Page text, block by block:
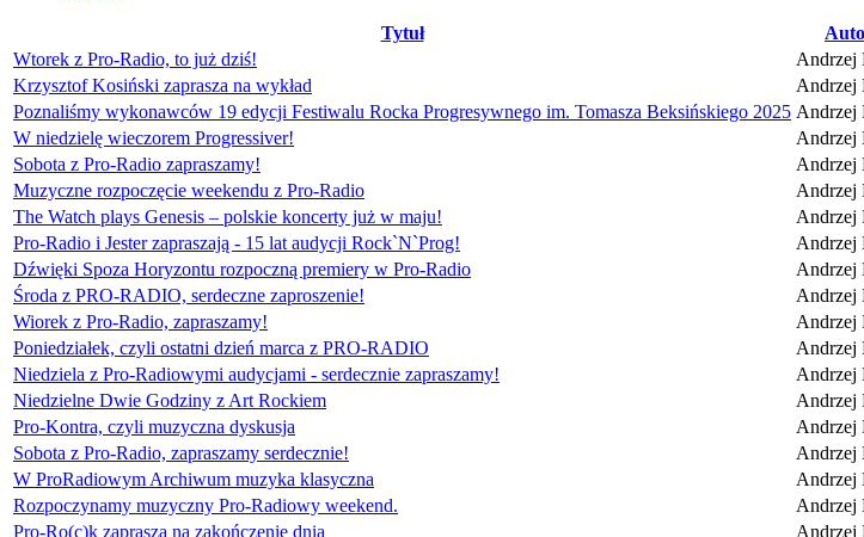
Tytuł
Wtorek z Pro-Radio, to już dziś!
Andrzej
Krzysztof Kosiński zaprasza na wykład
Andrzej
Poznaliśmy wykonawców 19 edycji Festiwalu Rocka Progresywnego im. Tomasza Beksińskiego 2025 Andrzej
W niedzielę wieczorem Progressiver!
Andrzej
Sobota z Pro-Radio zapraszamy!
Andrzej
Muzyczne rozpoczęcie weekendu z Pro-Radio
Andrzej
The Watch plays Genesis – polskie koncerty już w maju!
Andrzej
Pro-Radio i Jester zapraszają - 15 lat audycji Rock`N`Prog!
Andrzej
Dźwięki Spoza Horyzontu rozpoczną premiery w Pro-Radio
Andrzej
Środa z PRO-RADIO, serdeczne zaproszenie!
Andrzej
Wiorek z Pro-Radio, zapraszamy!
Andrzej
Poniedziałek, czyli ostatni dzień marca z PRO-RADIO
Andrzej
Niedziela z Pro-Radiowymi audycjami - serdecznie zapraszamy!
Andrzej
Niedzielne Dwie Godziny z Art Rockiem
Andrzej
Pro-Kontra, czyli muzyczna dyskusja
Andrzej
Sobota z Pro-Radio, zapraszamy serdecznie!
Andrzej
W ProRadiowym Archiwum muzyka klasyczna
Andrzej
Rozpoczynamy muzyczny Pro-Radiowy weekend.
Andrzej
Pro-Ro(c)k zaprasza na zakończenie dnia
Andrzej